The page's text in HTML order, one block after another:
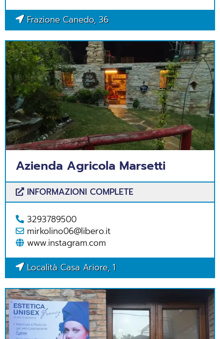
Frazione Canedo, 36
Azienda Agricola Marsetti
INFORMAZIONI COMPLETE
3293789500
mirkolino06@libero.it
www.instagram.com
Località Casa Ariore, 1